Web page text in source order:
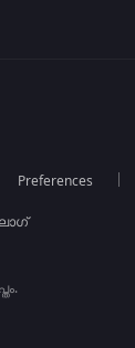
Preferences